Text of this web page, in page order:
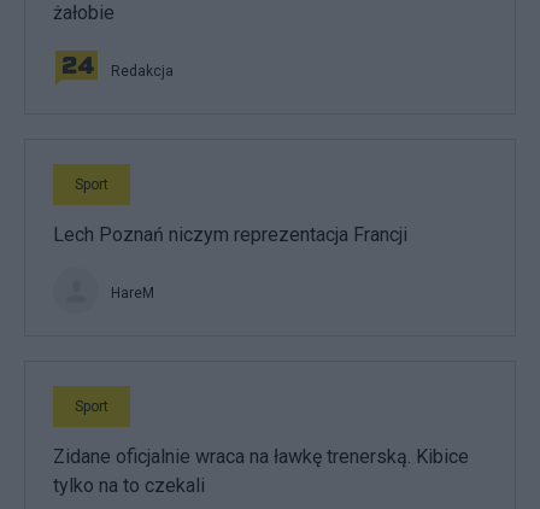
żałobie
Redakcja
Sport
Lech Poznań niczym reprezentacja Francji
HareM
Sport
Zidane oficjalnie wraca na ławkę trenerską. Kibice
tylko na to czekali